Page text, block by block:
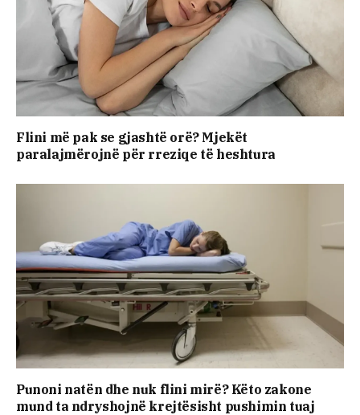
Flini më pak se gjashtë orë? Mjekët
paralajmërojnë për rreziqe të heshtura
Punoni natën dhe nuk flini mirë? Këto zakone
mund ta ndryshojnë krejtësisht pushimin tuaj